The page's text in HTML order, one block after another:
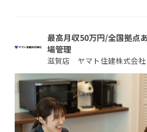
最高月収50万円/全国拠点
場管理
滋賀店 ヤマト住建株式会社